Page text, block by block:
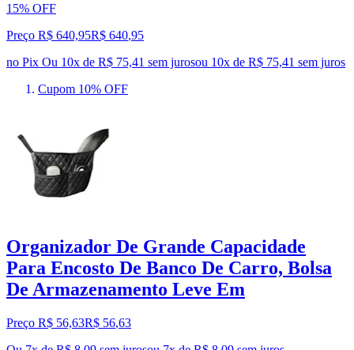
15% OFF
Preço R$ 640,95R$ 640,95
no Pix Ou 10x de R$ 75,41 sem jurosou 10x de R$ 75,41 sem juros
Cupom 10% OFF
Organizador De Grande Capacidade
Para Encosto De Banco De Carro, Bolsa
De Armazenamento Leve Em
Preço R$ 56,63R$ 56,63